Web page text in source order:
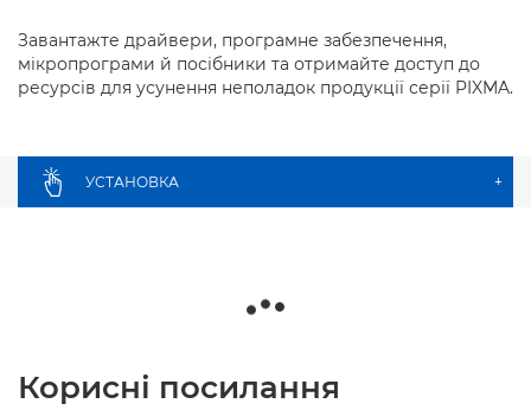
Завантажте драйвери, програмне забезпечення,
мікропрограми й посібники та отримайте доступ до
ресурсів для усунення неполадок продукції серії PIXMA.
УСТАНОВКА +
Корисні посилання